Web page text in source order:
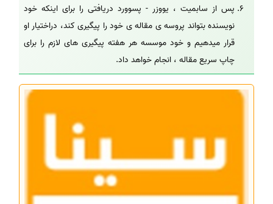
پس از سابمیت ، یووزر - پسوورد دریافتی را برای اینکه خود
نویسنده بتواند پروسه ی مقاله ی خود را پیگیری کند، دراختیار او
قرار میدهیم و خود موسسه هر هفته پیگیری های لازم را برای
چاپ سریع مقاله ، انجام خواهد داد.